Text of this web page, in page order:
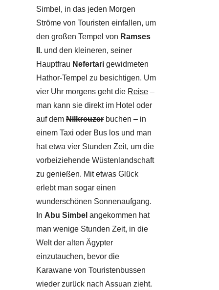
Simbel, in das jeden Morgen
Ströme von Touristen einfallen, um
den großen Tempel von Ramses
II. und den kleineren, seiner
Hauptfrau Nefertari gewidmeten
Hathor-Tempel zu besichtigen. Um
vier Uhr morgens geht die Reise –
man kann sie direkt im Hotel oder
auf dem Nilkreuzer buchen – in
einem Taxi oder Bus los und man
hat etwa vier Stunden Zeit, um die
vorbeiziehende Wüstenlandschaft
zu genießen. Mit etwas Glück
erlebt man sogar einen
wunderschönen Sonnenaufgang.
In Abu Simbel angekommen hat
man wenige Stunden Zeit, in die
Welt der alten Ägypter
einzutauchen, bevor die
Karawane von Touristenbussen
wieder zurück nach Assuan zieht.